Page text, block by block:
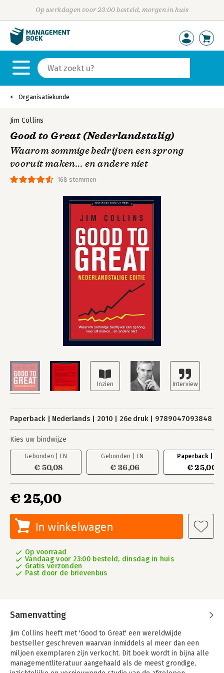
Op werkdagen voor 23:00 besteld, morgen in huis
Organisatiekunde
168 stemmen
Jim Collins
Good to Great (Nederlandstalig)
Waarom sommige bedrijven een sprong
vooruit maken... en andere niet
Paperback Nederlands 2010 26e druk 9789047093848
Kies uw bindwijze
Gebonden | EN
€ 50,08
Gebonden | EN
€ 36,06
Paperback | NL
€ 25,00
€ 25,00
In winkelwagen
Op voorraad
Vandaag voor 23:00 besteld, dinsdag in huis
Gratis verzonden
Past door de brievenbus
Samenvatting
Jim Collins heeft met 'Good to Great' een wereldwijde
bestseller geschreven waarvan inmiddels al meer dan een
miljoen exemplaren zijn verkocht. Dit boek wordt in bijna alle
managementliteratuur aangehaald als de meest grondige,